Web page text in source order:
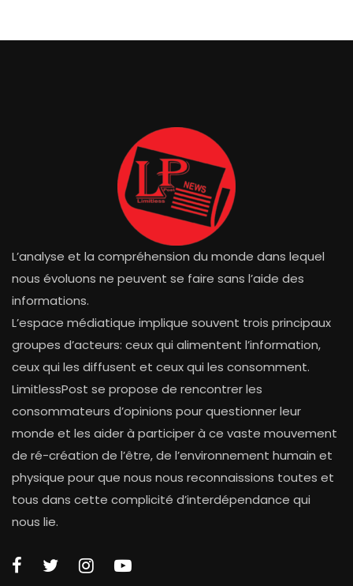
L’analyse et la compréhension du monde dans lequel
nous évoluons ne peuvent se faire sans l’aide des
informations.
L’espace médiatique implique souvent trois principaux
groupes d’acteurs: ceux qui alimentent l’information,
ceux qui les diffusent et ceux qui les consomment.
LimitlessPost se propose de rencontrer les
consommateurs d’opinions pour questionner leur
monde et les aider à participer à ce vaste mouvement
de ré-création de l’être, de l’environnement humain et
physique pour que nous nous reconnaissions toutes et
tous dans cette complicité d’interdépendance qui
nous lie.